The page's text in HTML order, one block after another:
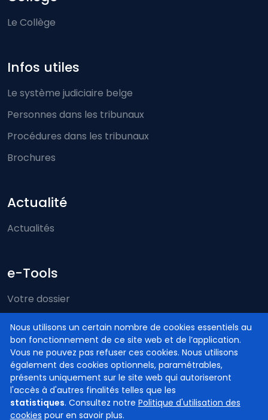
Nous utilisons un certain nombre de cookies essentiels au
bon fonctionnement de ce site web et de l’application.
Vous ne pouvez pas refuser ces cookies. Nous utilisons
également des cookies optionnels, paramétrables,
présents uniquement sur le site web qui autoriseront
l'accès à d'autres finalités telles que les
statistiques. Consultez notre Politique d'utilisation des
cookies pour en savoir plus.
Le Collège
Infos utiles
Le système judiciaire belge
Personnes dans les tribunaux
Procédures dans les tribunaux
Brochures
Actualité
Actualités
e-Tools
Votre dossier
Just-on-web
e-Deposit
Compétence territoriale